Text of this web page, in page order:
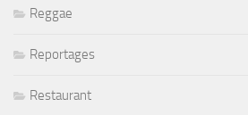
Reggae
Reportages
Restaurant